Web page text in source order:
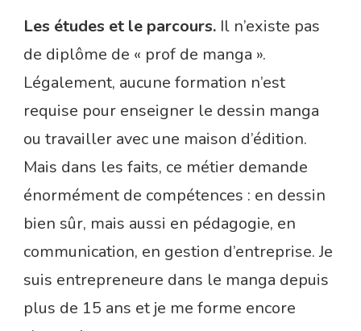
Les études et le parcours. Il n’existe pas
de diplôme de « prof de manga ».
Légalement, aucune formation n’est
requise pour enseigner le dessin manga
ou travailler avec une maison d’édition.
Mais dans les faits, ce métier demande
énormément de compétences : en dessin
bien sûr, mais aussi en pédagogie, en
communication, en gestion d’entreprise. Je
suis entrepreneure dans le manga depuis
plus de 15 ans et je me forme encore